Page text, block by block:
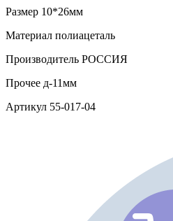
Размер 10*26мм
Материал полиацеталь
Производитель РОССИЯ
Прочее д-11мм
Артикул 55-017-04